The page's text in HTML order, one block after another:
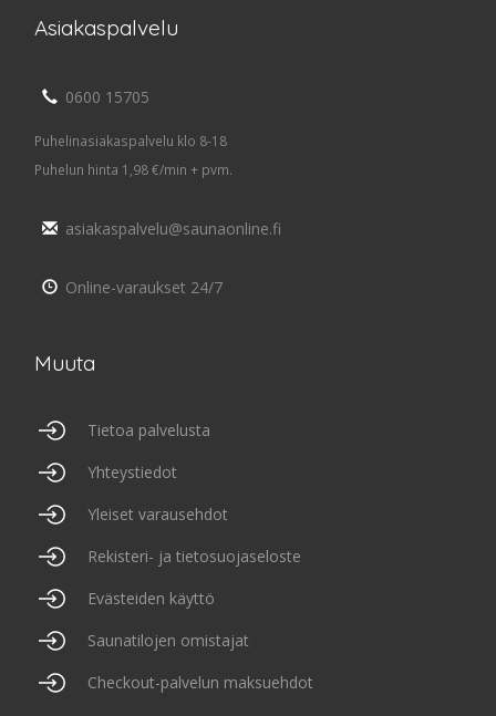
Asiakaspalvelu
0600 15705
Puhelinasiakaspalvelu klo 8-18
Puhelun hinta 1,98 €/min + pvm.
asiakaspalvelu@saunaonline.fi
Online-varaukset 24/7
Muuta
Tietoa palvelusta
Yhteystiedot
Yleiset varausehdot
Rekisteri- ja tietosuojaseloste
Evästeiden käyttö
Saunatilojen omistajat
Checkout-palvelun maksuehdot